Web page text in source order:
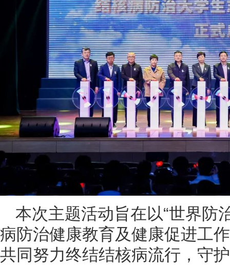
本次主题活动旨在以“世界防
病防治健康教育及健康促进工
共同努力终结结核病流行，守